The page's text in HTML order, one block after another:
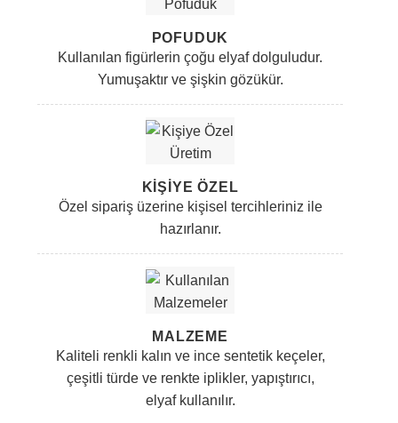
POFUDUK
Kullanılan figürlerin çoğu elyaf dolguludur.
Yumuşaktır ve şişkin gözükür.
KİŞİYE ÖZEL
Özel sipariş üzerine kişisel tercihleriniz ile
hazırlanır.
MALZEME
Kaliteli renkli kalın ve ince sentetik keçeler,
çeşitli türde ve renkte iplikler, yapıştırıcı,
elyaf kullanılır.